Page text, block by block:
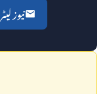
نیوز